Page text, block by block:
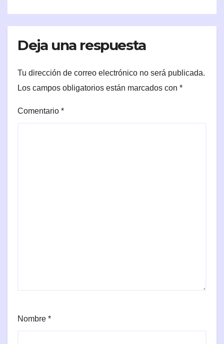
Deja una respuesta
Tu dirección de correo electrónico no será publicada.
Los campos obligatorios están marcados con *
Comentario *
Nombre *